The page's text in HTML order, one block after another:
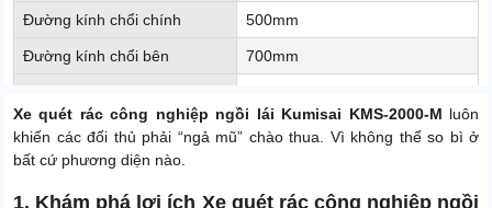
Đường kính chổi chính 500mm
Đường kính chổi bên 700mm
Tốc độ di chuyển 10 km/h
Khả năng leo dốc
Chiều dài cơ sở 1900m
Xe quét rác công nghiệp ngồi lái Kumisai KMS-2000-M luôn
khiến các đối thủ phải “ngả mũ” chào thua. Vì không thể so bì ở
bất cứ phương diện nào.
1. Khám phá lợi ích Xe quét rác công nghiệp ngồi